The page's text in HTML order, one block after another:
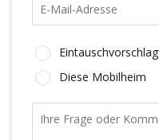
Eintauschvorschlag
Diese Mobilheim